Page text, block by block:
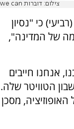
צילום: דוברות we can
כי "נסיון
של המדינה",
אנחנו חייבים
הטוויטר שלה.
מסכן